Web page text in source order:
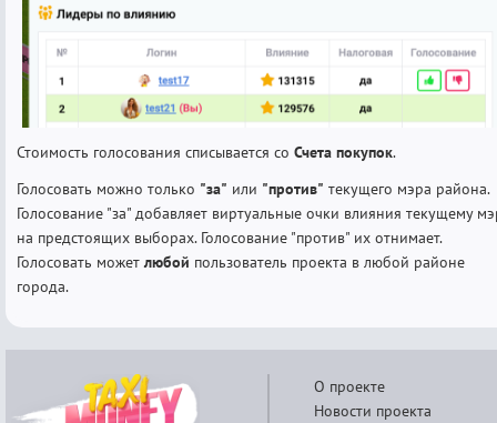
Стоимость голосования списывается со Счета покупок.
Голосовать можно только "за" или "против" текущего мэра района.
Голосование "за" добавляет виртуальные очки влияния текущему
на предстоящих выборах. Голосование "против" их отнимает.
Голосовать можетлюбой пользователь проекта в любой районе
города.
О проекте
Новости проекта